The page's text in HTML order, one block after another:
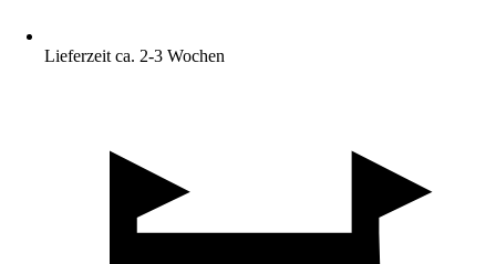
Lieferzeit ca. 2-3 Wochen